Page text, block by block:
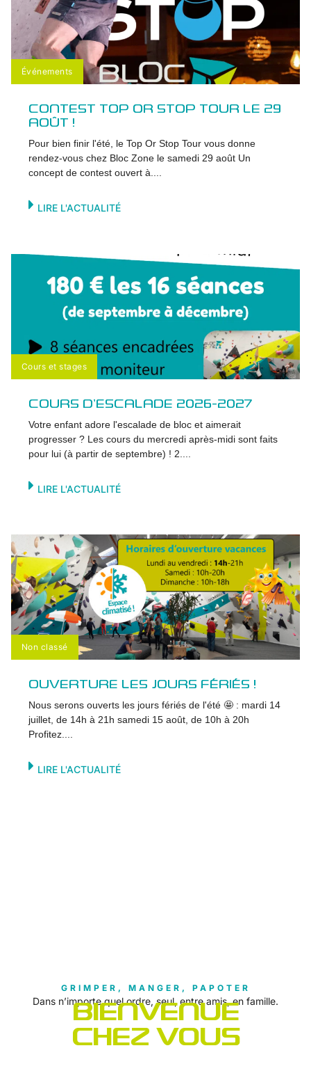
Événements
CONTEST TOP OR STOP TOUR LE 29
AOÛT !
Pour bien finir l'été, le Top Or Stop Tour vous donne
rendez-vous chez Bloc Zone le samedi 29 août Un
concept de contest ouvert à....
LIRE L'ACTUALITÉ
Cours et stages
COURS D’ESCALADE 2026-2027
Votre enfant adore l'escalade de bloc et aimerait
progresser ? Les cours du mercredi après-midi sont faits
pour lui (à partir de septembre) ! 2....
LIRE L'ACTUALITÉ
Non classé
OUVERTURE LES JOURS FÉRIÉS !
Nous serons ouverts les jours fériés de l'été 🤩 : mardi 14
juillet, de 14h à 21h samedi 15 août, de 10h à 20h
Profitez....
LIRE L'ACTUALITÉ
GRIMPER, MANGER, PAPOTER
Dans n’importe quel ordre, seul, entre amis, en famille.
BIENVENUE
CHEZ VOUS